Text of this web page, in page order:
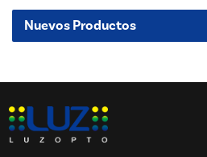
Nuevos Productos